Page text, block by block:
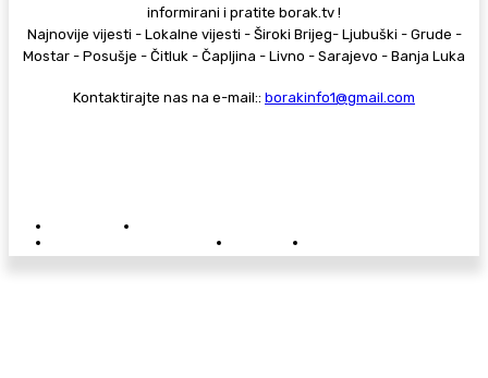
informirani i pratite borak.tv !
Najnovije vijesti - Lokalne vijesti - Široki Brijeg- Ljubuški - Grude -
Mostar - Posušje - Čitluk - Čapljina - Livno - Sarajevo - Banja Luka
Kontaktirajte nas na e-mail:: borakinfo1@gmail.com